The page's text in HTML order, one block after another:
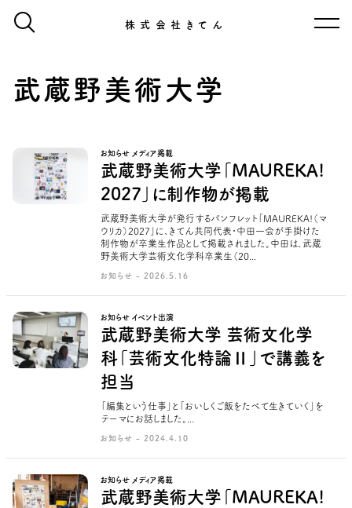
株式会社きてん
武蔵野美術大学
お知らせ メディア掲載
武蔵野美術大学「MAUREKA!
2027」に制作物が掲載
武蔵野美術大学が発行するパンフレット「MAUREKA!（マ
ウリカ）2027」に、きてん共同代表・中田一会が手掛けた
制作物が卒業生作品として掲載されました。中田は、武蔵
野美術大学芸術文化学科卒業生（20...
お知らせ - 2026.5.16
お知らせ イベント出演
武蔵野美術大学 芸術文化学
科「芸術文化特論Ⅱ」で講義を
担当
「編集という仕事」と「おいしくご飯をたべて生きていく」を
テーマにお話しました。...
お知らせ - 2024.4.10
お知らせ メディア掲載
武蔵野美術大学「MAUREKA!